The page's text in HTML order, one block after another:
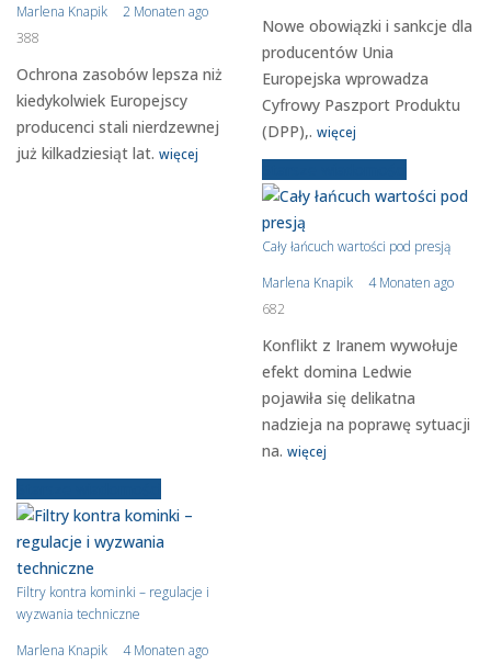
Marlena Knapik
2 Monaten ago
388
Ochrona zasobów lepsza niż
kiedykolwiek Europejscy
producenci stali nierdzewnej
już kilkadziesiąt lat. więcej
Nowe obowiązki i sankcje dla
producentów Unia
Europejska wprowadza
Cyfrowy Paszport Produktu
(DPP),. więcej
Cały łańcuch wartości pod presją
Marlena Knapik
4 Monaten ago
682
Konflikt z Iranem wywołuje
efekt domina Ledwie
pojawiła się delikatna
nadzieja na poprawę sytuacji
na. więcej
Filtry kontra kominki – regulacje i
wyzwania techniczne
Marlena Knapik
4 Monaten ago